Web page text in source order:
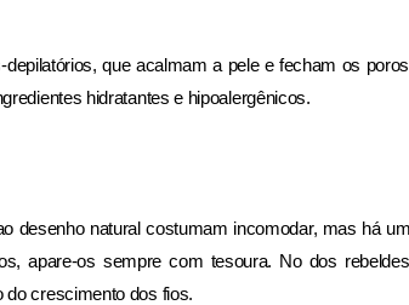
que acalmam a pele e fecham os
hidratantes e hipoalergênicos.
desenho natural costumam incomodar, mas há
apare-os sempre com tesoura. No dos
do crescimento dos fios.